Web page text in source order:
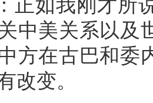
正如我刚才所
中美关系以及
方在古巴和委
改变。